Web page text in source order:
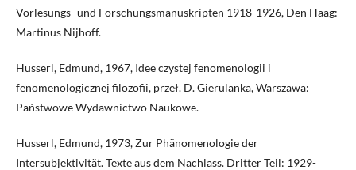
Vorlesungs- und Forschungsmanuskripten 1918-1926, Den Haag:
Martinus Nijhoff.
Husserl, Edmund, 1967, Idee czystej fenomenologii i
fenomenologicznej filozofii, przeł. D. Gierulanka, Warszawa:
Państwowe Wydawnictwo Naukowe.
Husserl, Edmund, 1973, Zur Phänomenologie der
Intersubjektivität. Texte aus dem Nachlass. Dritter Teil: 1929-